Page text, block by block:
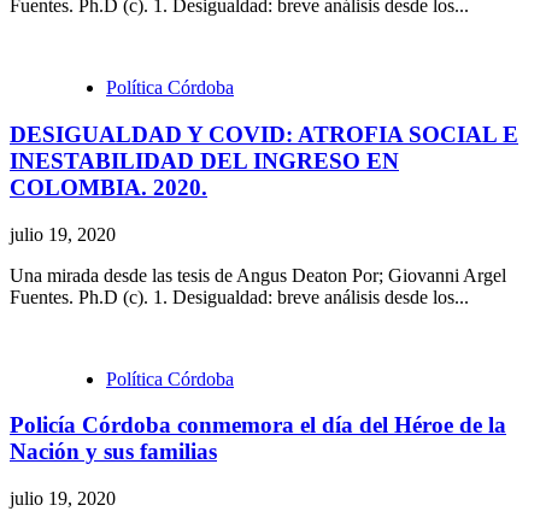
Fuentes. Ph.D (c). 1. Desigualdad: breve análisis desde los...
Política Córdoba
DESIGUALDAD Y COVID: ATROFIA SOCIAL E
INESTABILIDAD DEL INGRESO EN
COLOMBIA. 2020.
julio 19, 2020
Una mirada desde las tesis de Angus Deaton Por; Giovanni Argel
Fuentes. Ph.D (c). 1. Desigualdad: breve análisis desde los...
Política Córdoba
Policía Córdoba conmemora el día del Héroe de la
Nación y sus familias
julio 19, 2020